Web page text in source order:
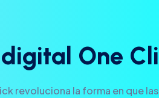
d igita One C i
revoluciona la forma en que las